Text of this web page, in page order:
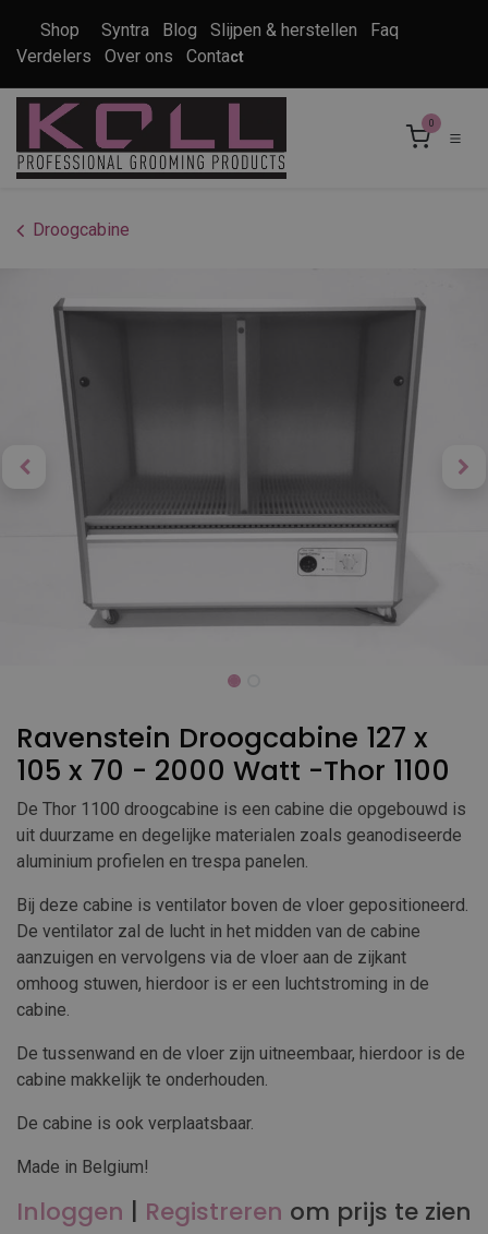
Shop Syntra Blog Slijpen & herstellen
Faq
Verdelers
Over ons Contact
0
Droogcabine
Ravenstein Droogcabine 127 x
105 x 70 - 2000 Watt -Thor 1100
De Thor 1100 droogcabine is een cabine die opgebouwd is
uit duurzame en degelijke materialen zoals geanodiseerde
aluminium profielen en trespa panelen.
Bij deze cabine is ventilator boven de vloer gepositioneerd.
De ventilator zal de lucht in het midden van de cabine
aanzuigen en vervolgens via de vloer aan de zijkant
omhoog stuwen, hierdoor is er een luchtstroming in de
cabine.
De tussenwand en de vloer zijn uitneembaar, hierdoor is de
cabine makkelijk te onderhouden.
De cabine is ook verplaatsbaar.
Made in Belgium!
Inloggen | Registreren om prijs te zien